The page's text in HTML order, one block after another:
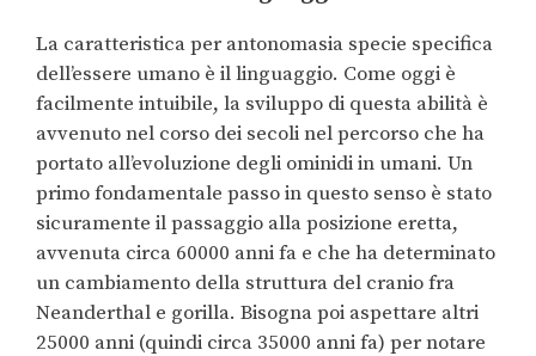
La caratteristica per antonomasia specie specifica
dell’essere umano è il linguaggio. Come oggi è
facilmente intuibile, la sviluppo di questa abilità è
avvenuto nel corso dei secoli nel percorso che ha
portato all’evoluzione degli ominidi in umani. Un
primo fondamentale passo in questo senso è stato
sicuramente il passaggio alla posizione eretta,
avvenuta circa 60000 anni fa e che ha determinato
un cambiamento della struttura del cranio fra
Neanderthal e gorilla. Bisogna poi aspettare altri
25000 anni (quindi circa 35000 anni fa) per notare